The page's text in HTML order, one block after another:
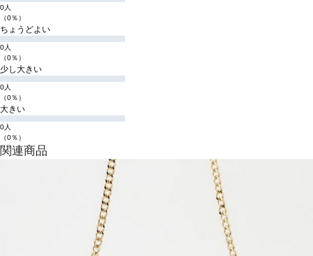
0人
（0％）
ちょうどよい
0人
（0％）
少し大きい
0人
（0％）
大きい
0人
（0％）
関連商品